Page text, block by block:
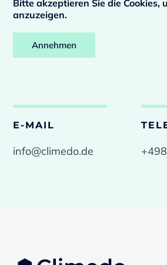
Bitte akzeptieren Sie die Cookies,
anzuzeigen.
Annehmen
E-MAIL
info@climedo.de